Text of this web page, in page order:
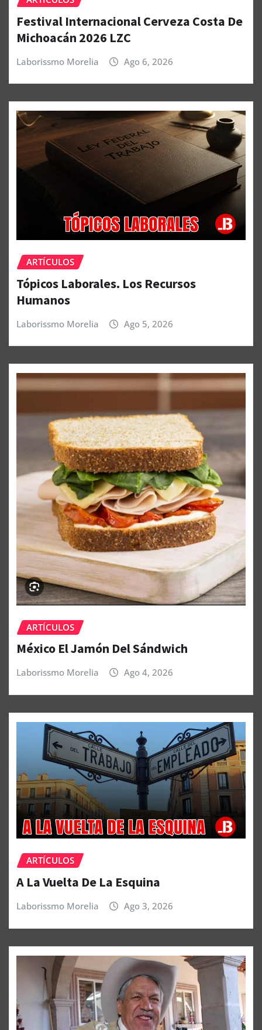
Festival Internacional Cerveza Costa De
Michoacán 2026 LZC
Laborissmo Morelia Ago 6, 2026
ARTÍCULOS
Tópicos Laborales. Los Recursos
Humanos
Laborissmo Morelia Ago 5, 2026
ARTÍCULOS
México El Jamón Del Sándwich
Laborissmo Morelia Ago 4, 2026
ARTÍCULOS
A La Vuelta De La Esquina
Laborissmo Morelia Ago 3, 2026